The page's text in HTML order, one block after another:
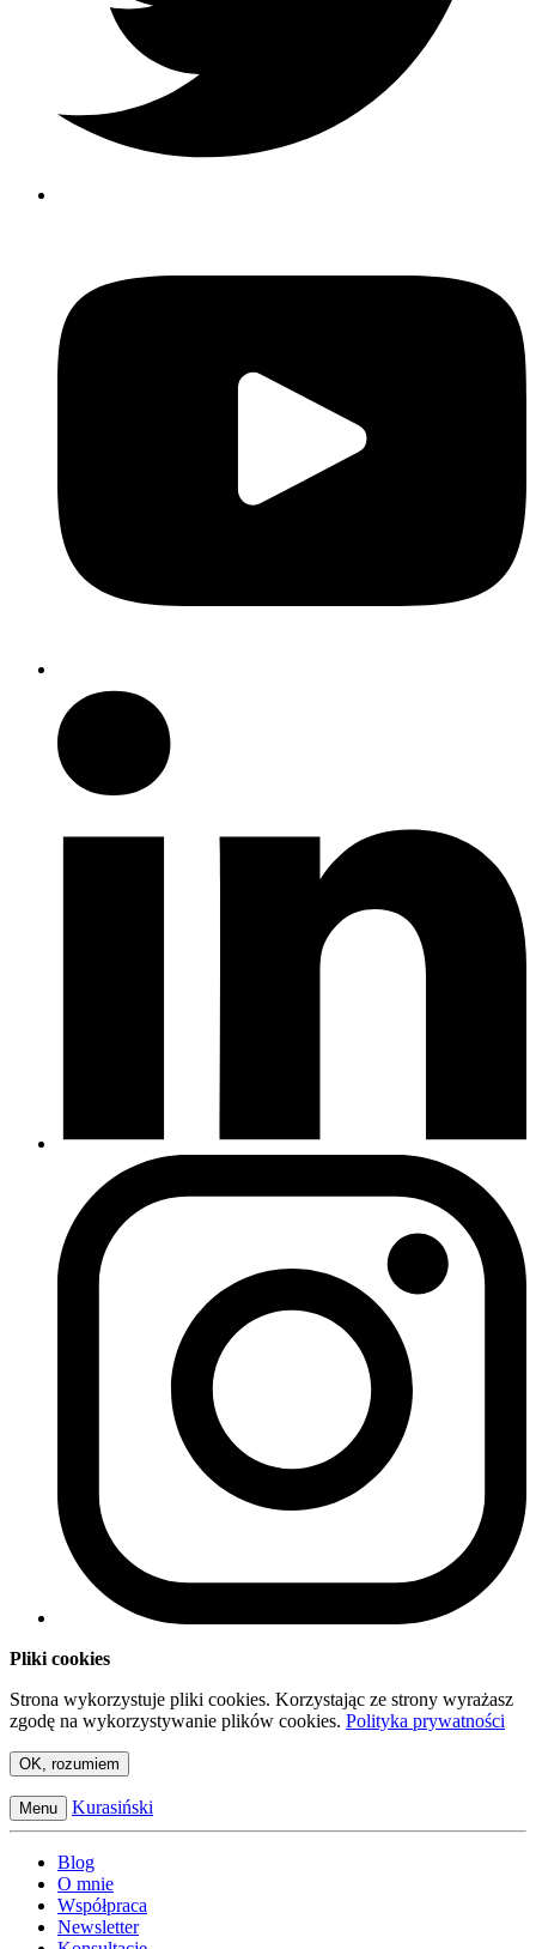
Pliki cookies
Strona wykorzystuje pliki cookies. Korzystając ze strony wyrażasz
zgodę na wykorzystywanie plików cookies. Polityka prywatności
OK, rozumiem
Menu Kurasiński
Blog
O mnie
Współpraca
Newsletter